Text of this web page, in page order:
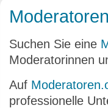
Suchen Sie eine
Moderatorinnen
Auf
professionelle